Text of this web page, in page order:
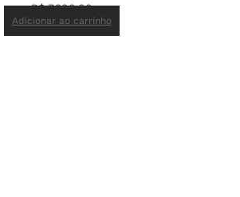
R$7.800,00
Adicionar ao carrinho